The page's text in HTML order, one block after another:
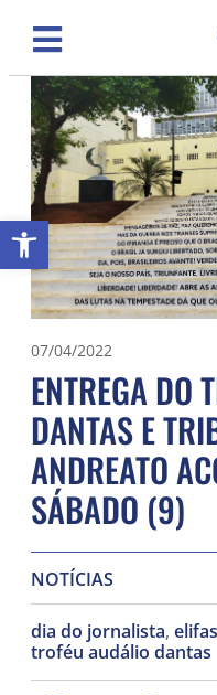
Abrir a barra de ferramentas
07/04/2022
ENTREGA DO
DANTAS E
ANDREATO
SÁBADO (9)
NOTÍCIAS
dia do jornalista,
troféu audálio dantas